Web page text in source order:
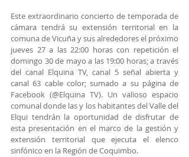
Este extraordinario concierto de temporada de
cámara tendrá su extensión territorial en la
comuna de Vicuña y sus alrededores el próximo
jueves 27 a las 22:00 horas con repetición el
domingo 30 de mayo a las 19:00 horas; a través
del canal Elquina TV, canal 5 señal abierta y
canal 63 cable color; sumado a su página de
Facebook (@Elquina TV). Un valioso espacio
comunal donde las y los habitantes del Valle del
Elqui tendrán la oportunidad de disfrutar de
esta presentación en el marco de la gestión y
extensión territorial que ejecuta el elenco
sinfónico en la Región de Coquimbo.